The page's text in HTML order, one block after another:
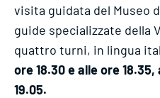
visita guidata del Museo
guide specializzate della
quattro turni, in lingua
ore 18.30 e alle ore
19.05.